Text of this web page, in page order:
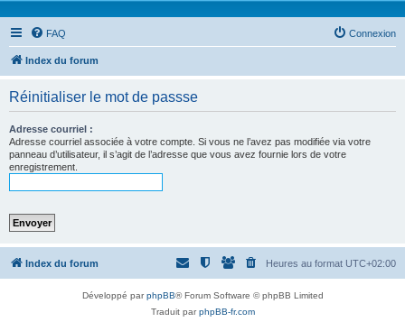
FAQ Connexion
Index du forum
Réinitialiser le mot de passse
Adresse courriel :
Adresse courriel associée à votre compte. Si vous ne l’avez pas modifiée via votre
panneau d’utilisateur, il s’agit de l’adresse que vous avez fournie lors de votre
enregistrement.
Index du forum Heures au format UTC+02:00
Développé parphpBB® Forum Software © phpBB Limited
Traduit parphpBB-fr.com